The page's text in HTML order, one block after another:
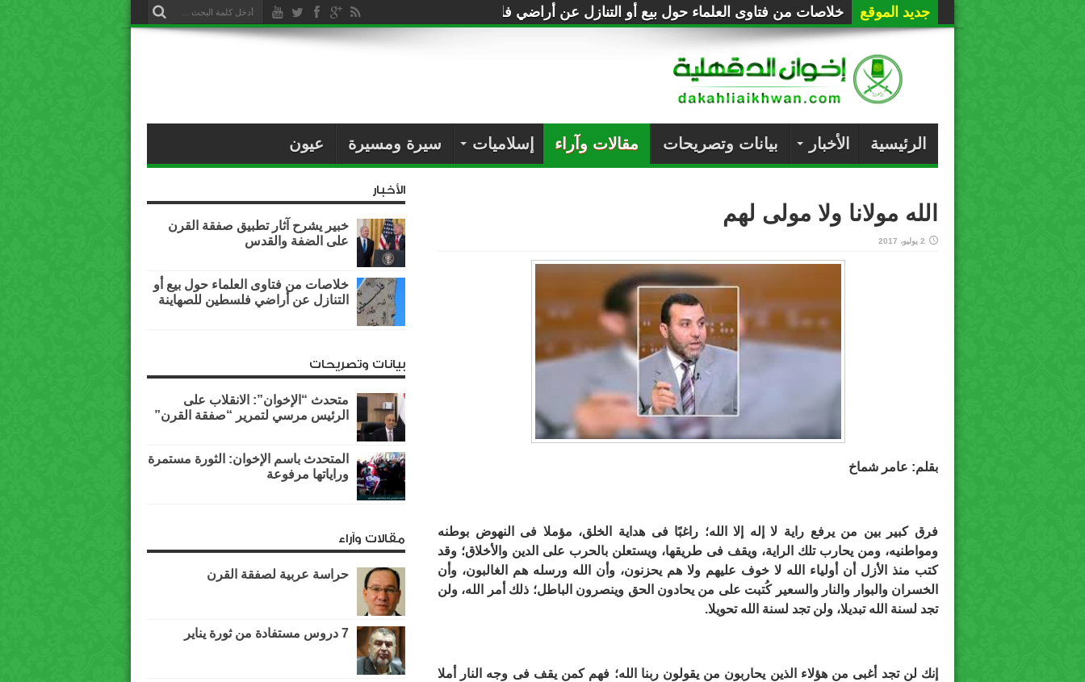
جديد الموقع خلاصات من فتاوى العلماء حول بيع أو التنازل عن أراضي فلسطين للصهاينة
الرئيسية الأخبار بيانات وتصريحات مقالات وآراء إسلاميات سيرة ومسيرة عيون
الله مولانا ولا مولى لهم
2 يوليو، 2017
بقلم: عامر شماخ
فرق كبير بين من يرفع راية لا إله إلا الله؛ راغبًا فى هداية الخلق، مؤملا فى النهوض بوطنه
ومواطنيه، ومن يحارب تلك الراية، ويقف فى طريقها، ويستعلن بالحرب على الدين والأخلاق؛ وقد
كتب منذ الأزل أن أولياء الله لا خوف عليهم ولا هم يحزنون، وأن الله ورسله هم الغالبون، وأن
الخسران والبوار والنار والسعير كُتبت على من يحادون الحق وينصرون الباطل؛ ذلك أمر الله، ولن
تجد لسنة الله تبديلا، ولن تجد لسنة الله تحويلا.
إنك لن تجد أغبى من هؤلاء الذين يحاربون من يقولون ربنا الله؛ فهم كمن يقف فى وجه النار أملا
الأخبار
خبير يشرح آثار تطبيق صفقة القرن
على الضفة والقدس
خلاصات من فتاوى العلماء حول بيع أو
التنازل عن أراضي فلسطين للصهاينة
بيانات وتصريحات
متحدث “الإخوان”: الانقلاب على
الرئيس مرسي لتمرير “صفقة القرن”
المتحدث باسم الإخوان: الثورة مستمرة
وراياتها مرفوعة
مقالات وآراء
حراسة عربية لصفقة القرن
7 دروس مستفادة من ثورة يناير